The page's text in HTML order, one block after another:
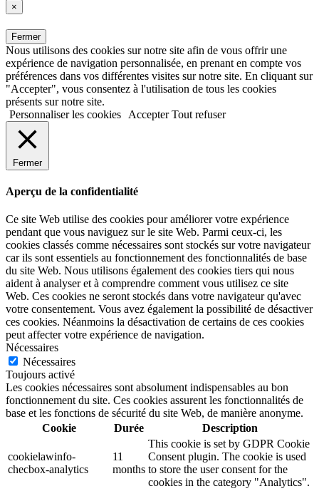
×
Fermer
Nous utilisons des cookies sur notre site afin de vous offrir une
expérience de navigation personnalisée, en prenant en compte vos
préférences dans vos différentes visites sur notre site. En cliquant sur
"Accepter", vous consentez à l'utilisation de tous les cookies
présents sur notre site.
Personnaliser les cookies
Accepter Tout refuser
Fermer
Aperçu de la confidentialité
Ce site Web utilise des cookies pour améliorer votre expérience
pendant que vous naviguez sur le site Web. Parmi ceux-ci, les
cookies classés comme nécessaires sont stockés sur votre navigateur
car ils sont essentiels au fonctionnement des fonctionnalités de base
du site Web. Nous utilisons également des cookies tiers qui nous
aident à analyser et à comprendre comment vous utilisez ce site
Web. Ces cookies ne seront stockés dans votre navigateur qu'avec
votre consentement. Vous avez également la possibilité de désactiver
ces cookies. Néanmoins la désactivation de certains de ces cookies
peut affecter votre expérience de navigation.
Nécessaires
Nécessaires
Toujours activé
Les cookies nécessaires sont absolument indispensables au bon
fonctionnement du site. Ces cookies assurent les fonctionnalités de
base et les fonctions de sécurité du site Web, de manière anonyme.
Cookie
Durée Description
cookielawinfo-
checbox-analytics
11
months
This cookie is set by GDPR Cookie
Consent plugin. The cookie is used
to store the user consent for the
cookies in the category "Analytics".